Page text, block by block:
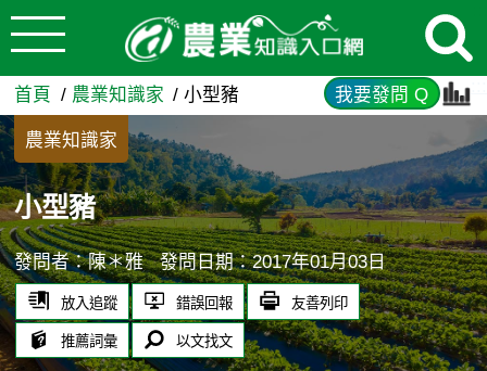
跳到主要內容
小型豬 - 農業知識入口網
首頁 農業知識家 小型豬 我要發問 Q
農業知識家
小型豬
發問者：陳＊雅 發問日期：2017年01月03日
放入追蹤 錯誤回報 友善列印
推薦詞彙 以文找文